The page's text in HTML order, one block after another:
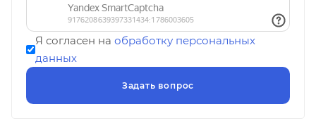
Я согласен на обработку персональных
данных